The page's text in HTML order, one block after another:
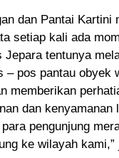
dan Pantai Kartini
setiap kali ada
Jepara tentunya
– pos pantau obyek
memberikan
dan kenyamanan
pengunjung
ke wilayah